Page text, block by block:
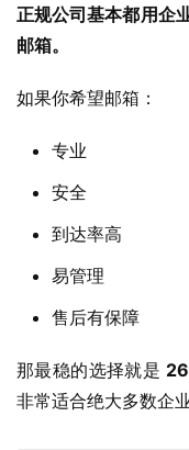
正规公司基本都用企
邮箱。
如果你希望邮箱：
专业
安全
到达率高
易管理
售后有保障
那最稳的选择就是
非常适合绝大多数企